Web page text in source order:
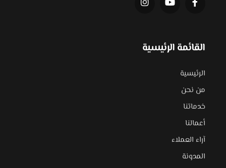
القائمة الرئيسية
الرئيسية
من نحن
خدماتنا
أعمالنا
آراء العملاء
المدونة